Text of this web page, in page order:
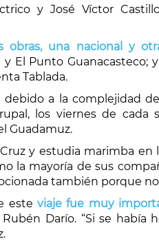
y José Víctor
una nacional y
y El Punto Guanacasteco; y
Tablada.
debido a la complejidad
los viernes de
Guadamuz.
y estudia marimba
la mayoría de sus
también porque
este viaje fue muy
Darío. “Si se había